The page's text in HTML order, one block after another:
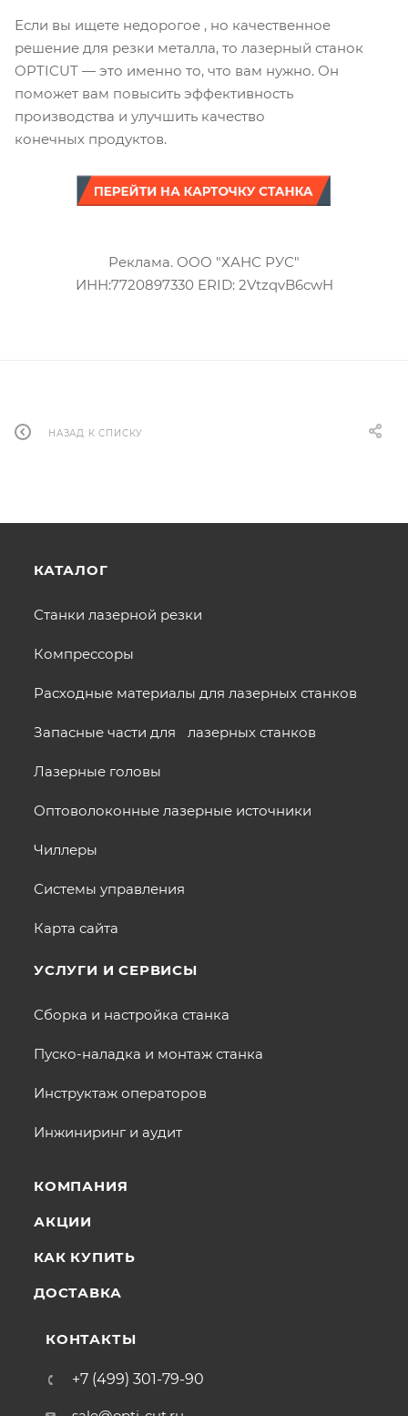
Если вы ищете недорогое , но качественное
решение для резки металла, то лазерный станок
OPTICUT — это именно то, что вам нужно. Он
поможет вам повысить эффективность
производства и улучшить качество
конечных продуктов.
Реклама. ООО "ХАНС РУС"
ИНН:7720897330 ERID: 2VtzqvB6cwH
НАЗАД К СПИСКУ
КАТАЛОГ
Станки лазерной резки
Компрессоры
Расходные материалы для лазерных станков
Запасные части для лазерных станков
Лазерные головы
Оптоволоконные лазерные источники
Чиллеры
Системы управления
Карта сайта
УСЛУГИ И СЕРВИСЫ
Сборка и настройка станка
Пуско-наладка и монтаж станка
Инструктаж операторов
Инжиниринг и аудит
КОМПАНИЯ
АКЦИИ
КАК КУПИТЬ
ДОСТАВКА
КОНТАКТЫ
+7 (499) 301-79-90